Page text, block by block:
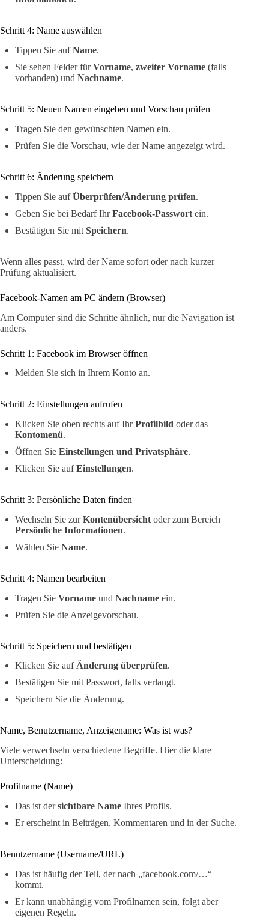
Schritt 4: Name auswählen
Tippen Sie aufName.
Sie sehen Felder fürVorname, zweiter Vorname (falls
vorhanden) und Nachname.
Schritt 5: Neuen Namen eingeben und Vorschau prüfen
Tragen Sie den gewünschten Namen ein.
Prüfen Sie die Vorschau, wie der Name angezeigt wird.
Schritt 6: Änderung speichern
Tippen Sie aufÜberprüfen/Änderung prüfen.
Geben Sie bei Bedarf IhrFacebook-Passwort ein.
Bestätigen Sie mit Speichern.
Wenn alles passt, wird der Name sofort oder nach kurzer
Prüfung aktualisiert.
Facebook-Namen am PC ändern (Browser)
Am Computer sind die Schritte ähnlich, nur die Navigation ist
anders.
Schritt 1: Facebook im Browser öffnen
Melden Sie sich in Ihrem Konto an.
Schritt 2: Einstellungen aufrufen
Klicken Sie oben rechts auf IhrProfilbild oder das
Kontomenü.
Öffnen Sie Einstellungen und Privatsphäre.
Klicken Sie aufEinstellungen.
Schritt 3: Persönliche Daten finden
Wechseln Sie zurKontenübersicht oder zum Bereich
Persönliche Informationen.
Wählen Sie Name.
Schritt 4: Namen bearbeiten
Tragen Sie Vorname und Nachname ein.
Prüfen Sie die Anzeigevorschau.
Schritt 5: Speichern und bestätigen
Klicken Sie aufÄnderung überprüfen.
Bestätigen Sie mit Passwort, falls verlangt.
Speichern Sie die Änderung.
Name, Benutzername, Anzeigename: Was ist was?
Viele verwechseln verschiedene Begriffe. Hier die klare
Unterscheidung:
Profilname (Name)
Das ist dersichtbare Name Ihres Profils.
Er erscheint in Beiträgen, Kommentaren und in der Suche.
Benutzername (Username/URL)
Das ist häufig der Teil, der nach „facebook.com/…“
kommt.
Er kann unabhängig vom Profilnamen sein, folgt aber
eigenen Regeln.